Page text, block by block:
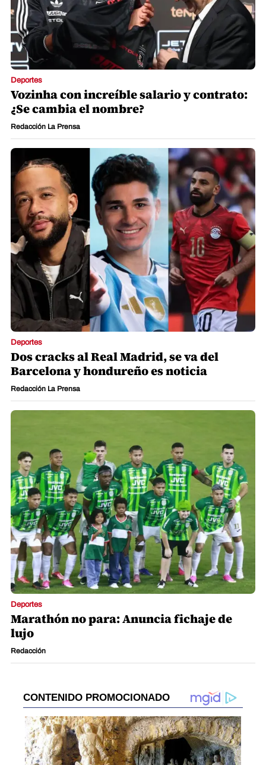
Deportes
Vozinha con increíble salario y contrato:
¿Se cambia el nombre?
Redacción La Prensa
Deportes
Dos cracks al Real Madrid, se va del
Barcelona y hondureño es noticia
Redacción La Prensa
Deportes
Marathón no para: Anuncia fichaje de
lujo
Redacción